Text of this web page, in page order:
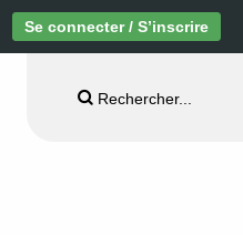
Se connecter / S’inscrire
Rechercher...